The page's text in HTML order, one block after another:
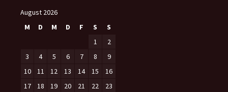
August 2026
M
D M D F S
S
1
2
3
4 5 6 7 8
9
10
11 12 13 14 15
16
17
18 19 20 21 22
23